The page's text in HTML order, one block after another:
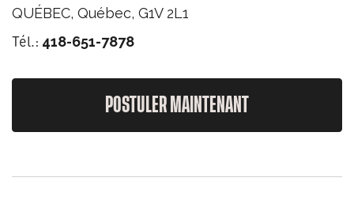
QUÉBEC, Québec, G1V 2L1
Tél.: 418-651-7878
POSTULER MAINTENANT